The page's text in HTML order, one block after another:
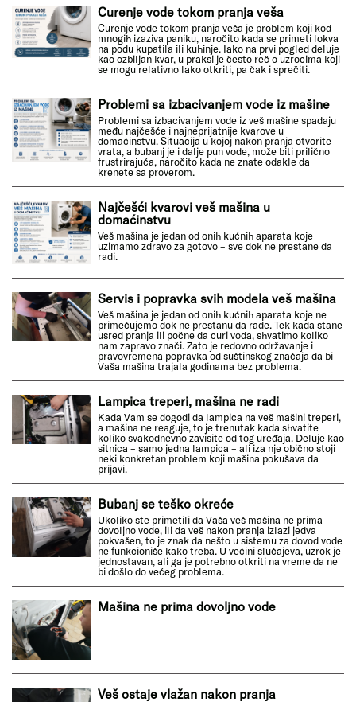
Curenje vode tokom pranja veša
Curenje vode tokom pranja veša je problem koji kod
mnogih izaziva paniku, naročito kada se primeti lokva
na podu kupatila ili kuhinje. Iako na prvi pogled deluje
kao ozbiljan kvar, u praksi je često reč o uzrocima koji
se mogu relativno lako otkriti, pa čak i sprečiti.
Problemi sa izbacivanjem vode iz mašine
Problemi sa izbacivanjem vode iz veš mašine spadaju
među najčešće i najneprijatnije kvarove u
domaćinstvu. Situacija u kojoj nakon pranja otvorite
vrata, a bubanj je i dalje pun vode, može biti prilično
frustrirajuća, naročito kada ne znate odakle da
krenete sa proverom.
Najčešći kvarovi veš mašina u
domaćinstvu
Veš mašina je jedan od onih kućnih aparata koje
uzimamo zdravo za gotovo – sve dok ne prestane da
radi.
Servis i popravka svih modela veš mašina
Veš mašina je jedan od onih kućnih aparata koje ne
primećujemo dok ne prestanu da rade. Tek kada stane
usred pranja ili počne da curi voda, shvatimo koliko
nam zapravo znači. Zato je redovno održavanje i
pravovremena popravka od suštinskog značaja da bi
Vaša mašina trajala godinama bez problema.
Lampica treperi, mašina ne radi
Kada Vam se dogodi da lampica na veš mašini treperi,
a mašina ne reaguje, to je trenutak kada shvatite
koliko svakodnevno zavisite od tog uređaja. Deluje kao
sitnica – samo jedna lampica – ali iza nje obično stoji
neki konkretan problem koji mašina pokušava da
prijavi.
Bubanj se teško okreće
Ukoliko ste primetili da Vaša veš mašina ne prima
dovoljno vode, ili da veš nakon pranja izlazi jedva
pokvašen, to je znak da nešto u sistemu za dovod vode
ne funkcioniše kako treba. U većini slučajeva, uzrok je
jednostavan, ali ga je potrebno otkriti na vreme da ne
bi došlo do većeg problema.
Mašina ne prima dovoljno vode
Veš ostaje vlažan nakon pranja